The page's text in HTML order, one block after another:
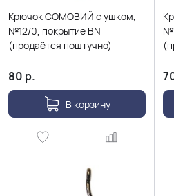
Крючок СОМОВИЙ с ушком,
№12/0, покрытие BN
(продаётся поштучно)
80 р.
В корзину